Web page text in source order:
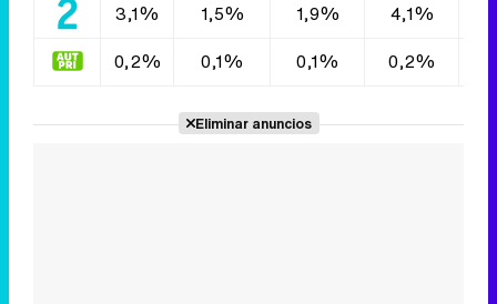
3,1% 1,5% 1,9% 4,1%
0,2%
0,1% 0,1% 0,2%
Eliminar anuncios